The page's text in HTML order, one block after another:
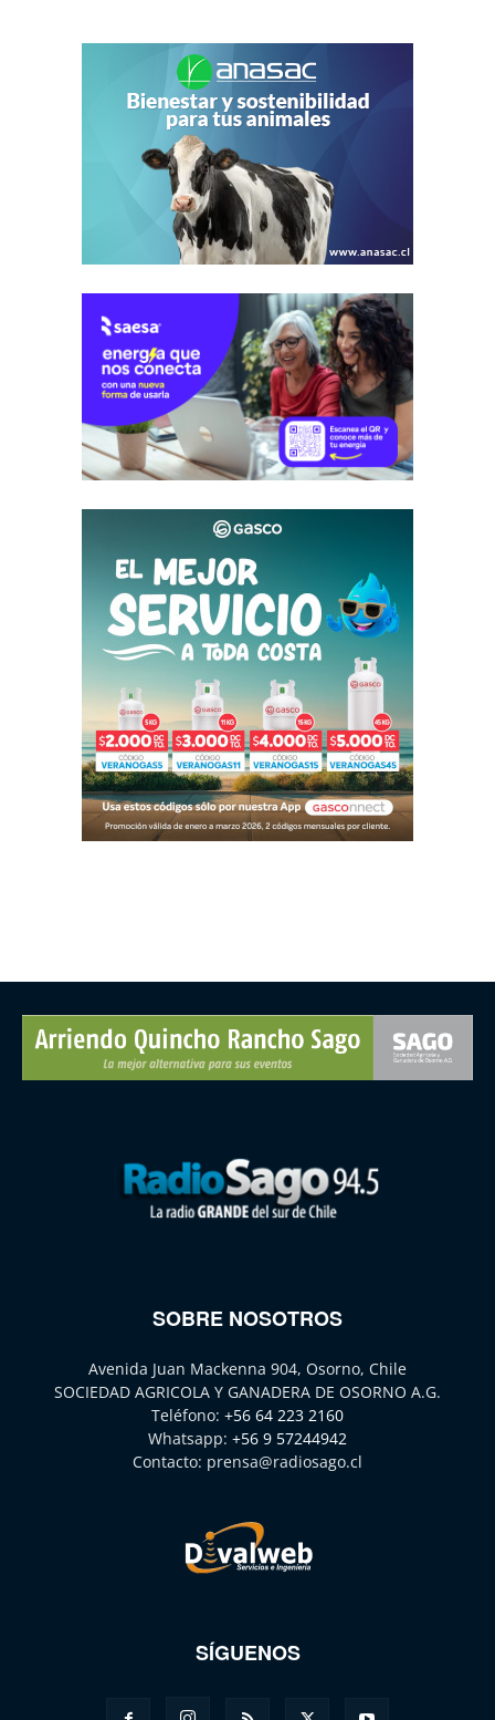
SOBRE NOSOTROS
Avenida Juan Mackenna 904, Osorno, Chile
SOCIEDAD AGRICOLA Y GANADERA DE OSORNO A.G.
Teléfono: +56 64 223 2160
Whatsapp: +56 9 57244942
Contacto: prensa@radiosago.cl
SÍGUENOS